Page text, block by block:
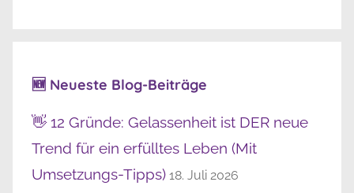
🆕 Neueste Blog-Beiträge
👋 12 Gründe: Gelassenheit ist DER neue
Trend für ein erfülltes Leben (Mit
Umsetzungs-Tipps) 18. Juli 2026